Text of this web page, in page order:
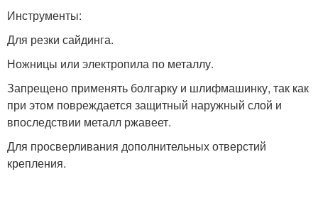
Инструменты:
Для резки сайдинга.
Ножницы или электропила по металлу.
Запрещено применять болгарку и шлифмашинку, так как
при этом повреждается защитный наружный слой и
впоследствии металл ржавеет.
Для просверливания дополнительных отверстий
крепления.